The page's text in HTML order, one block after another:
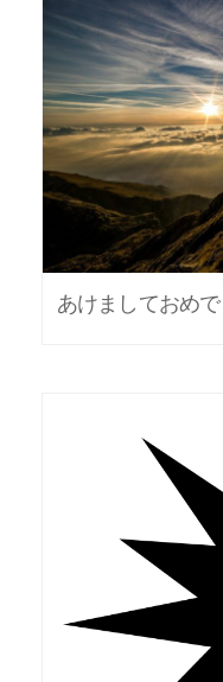
あけましておめ